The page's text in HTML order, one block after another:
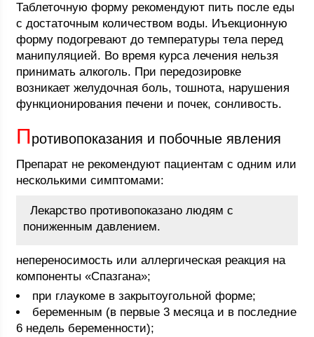
Таблеточную форму рекомендуют пить после еды
с достаточным количеством воды. Иъекционную
форму подогревают до температуры тела перед
манипуляцией. Во время курса лечения нельзя
принимать алкоголь. При передозировке
возникает желудочная боль, тошнота, нарушения
функционирования печени и почек, сонливость.
Противопоказания и побочные явления
Препарат не рекомендуют пациентам с одним или
несколькими симптомами:
Лекарство противопоказано людям с
пониженным давлением.
непереносимость или аллергическая реакция на
компоненты «Спазгана»;
при глаукоме в закрытоугольной форме;
беременным (в первые 3 месяца и в последние
6 недель беременности);